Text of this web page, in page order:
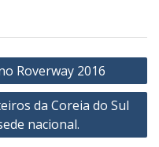
Roverway 2016
da Coreia do Sul
nacional.